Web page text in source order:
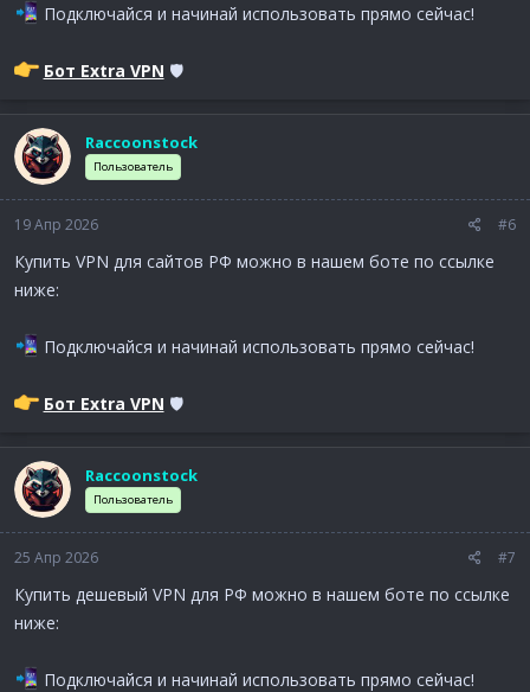
Подключайся и начинай использовать прямо сейчас!
Бот Extra VPN 🛡
Raccoonstock
Пользователь
19 Апр 2026 #6
Купить VPN для сайтов РФ можно в нашем боте по ссылке
ниже:
Подключайся и начинай использовать прямо сейчас!
Бот Extra VPN 🛡
Raccoonstock
Пользователь
25 Апр 2026 #7
Купить дешевый VPN для РФ можно в нашем боте по ссылке
ниже:
Подключайся и начинай использовать прямо сейчас!